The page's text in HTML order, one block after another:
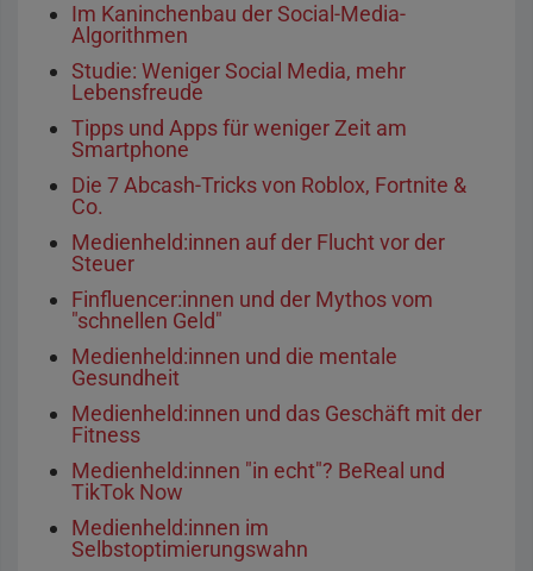
Im Kaninchenbau der Social-Media-
Algorithmen
Studie: Weniger Social Media, mehr
Lebensfreude
Tipps und Apps für weniger Zeit am
Smartphone
Die 7 Abcash-Tricks von Roblox, Fortnite &
Co.
Medienheld:innen auf der Flucht vor der
Steuer
Finfluencer:innen und der Mythos vom
"schnellen Geld"
Medienheld:innen und die mentale
Gesundheit
Medienheld:innen und das Geschäft mit der
Fitness
Medienheld:innen "in echt"? BeReal und
TikTok Now
Medienheld:innen im
Selbstoptimierungswahn